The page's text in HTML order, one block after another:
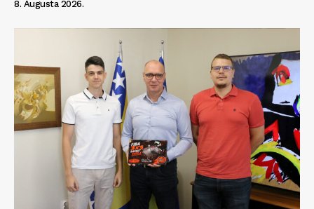
Info
Impressum
8. Augusta 2026.